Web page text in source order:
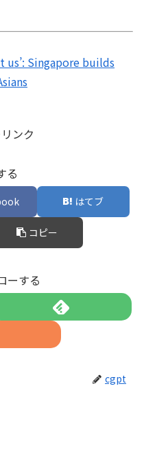
us’: Singapore builds
ンク
る
はてブ
コピー
ーする
cgpt